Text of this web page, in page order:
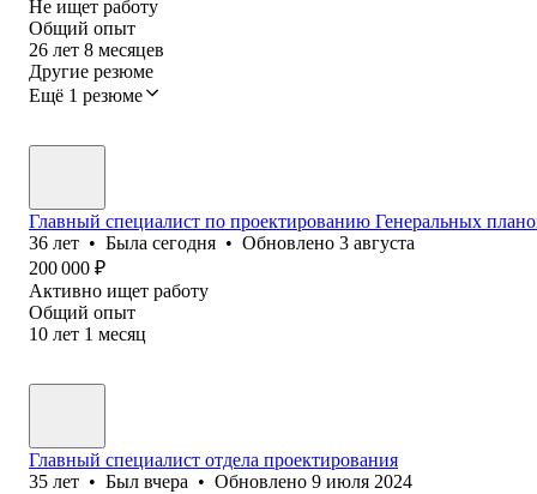
Не ищет работу
Общий опыт
26 лет 8 месяцев
Другие резюме
Ещё 1 резюме
Главный специалист по проектированию Генеральных
36 лет • Была сегодня • Обновлено 3 августа
200 000 ₽
Активно ищет работу
Общий опыт
10 лет 1 месяц
Главный специалист отдела проектирования
35 лет • Был вчера • Обновлено 9 июля 2024